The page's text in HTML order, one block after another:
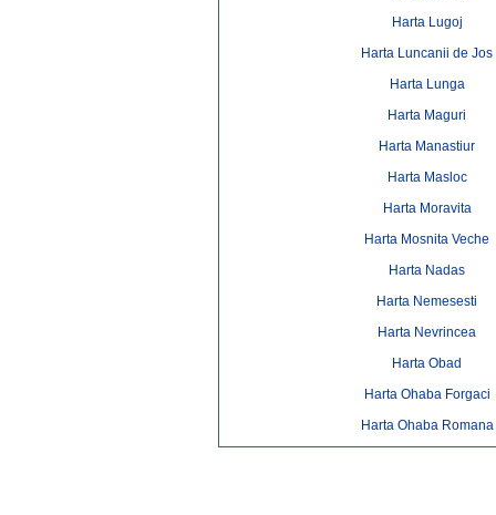
Harta Lugoj
Harta Luncanii de Jos
Harta Lunga
Harta Maguri
Harta Manastiur
Harta Masloc
Harta Moravita
Harta Mosnita Veche
Harta Nadas
Harta Nemesesti
Harta Nevrincea
Harta Obad
Harta Ohaba Forgaci
Harta Ohaba Romana